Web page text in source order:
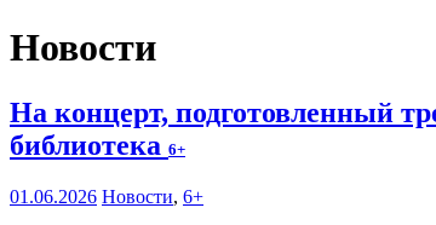
Новости
На концерт, подготовленный
библиотека 6+
01.06.2026 Новости, 6+